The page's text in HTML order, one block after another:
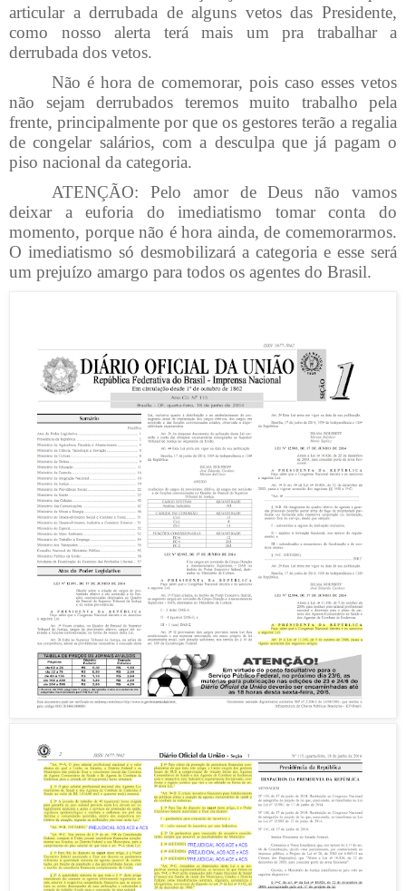
articular a derrubada de alguns vetos das Presidente,
como nosso alerta terá mais um pra trabalhar a
derrubada dos vetos.
Não é hora de comemorar, pois caso esses vetos
não sejam derrubados teremos muito trabalho pela
frente, principalmente por que os gestores terão a regalia
de congelar salários, com a desculpa que já pagam o
piso nacional da categoria.
ATENÇÃO: Pelo amor de Deus não vamos
deixar a euforia do imediatismo tomar conta do
momento, porque não é hora ainda, de comemorarmos.
O imediatismo só desmobilizará a categoria e esse será
um prejuízo amargo para todos os agentes do Brasil.